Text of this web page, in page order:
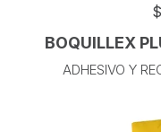
$
BOQUILLEX
ADHESIVO Y